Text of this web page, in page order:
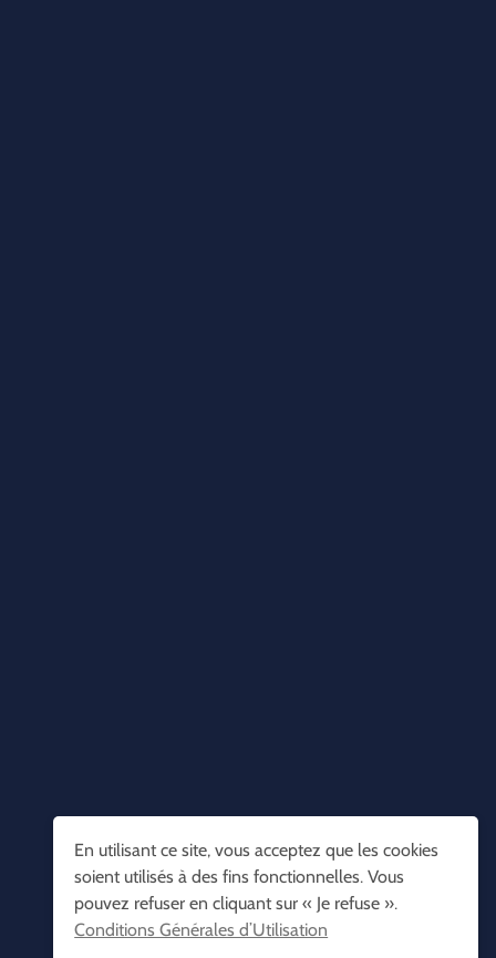
En utilisant ce site, vous acceptez que les cookies
soient utilisés à des fins fonctionnelles. Vous
pouvez refuser en cliquant sur « Je refuse ».
Conditions Générales d’Utilisation